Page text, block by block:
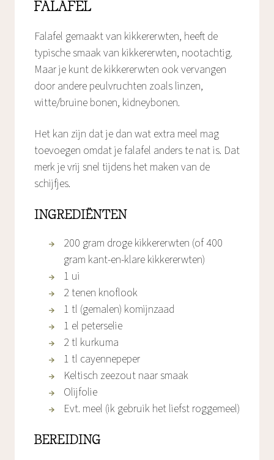
FALAFEL
Falafel gemaakt van kikkererwten, heeft de
typische smaak van kikkererwten, nootachtig.
Maar je kunt de kikkererwten ook vervangen
door andere peulvruchten zoals linzen,
witte/bruine bonen, kidneybonen.
Het kan zijn dat je dan wat extra meel mag
toevoegen omdat je falafel anders te nat is. Dat
merk je vrij snel tijdens het maken van de
schijfjes.
INGREDIËNTEN
200 gram droge kikkererwten (of 400
gram kant-en-klare kikkererwten)
1 ui
2 tenen knoflook
1 tl (gemalen) komijnzaad
1 el peterselie
2 tl kurkuma
1 tl cayennepeper
Keltisch zeezout naar smaak
Olijfolie
Evt. meel (ik gebruik het liefst roggemeel)
BEREIDING